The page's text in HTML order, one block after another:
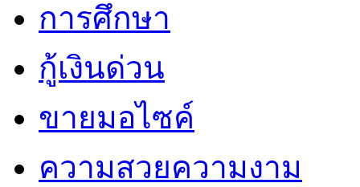
การศึกษา
กู้เงินด่วน
ขายมอไซค์
ความสวยความงาม